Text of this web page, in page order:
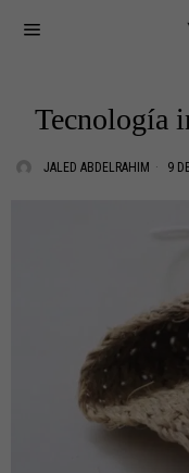
Tecnología
JALED ABDELRAHIM 9